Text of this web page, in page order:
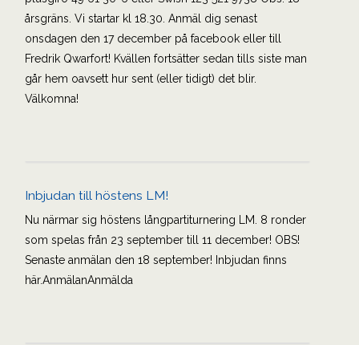
årsgräns. Vi startar kl 18.30. Anmäl dig senast
onsdagen den 17 december på facebook eller till
Fredrik Qwarfort! Kvällen fortsätter sedan tills siste man
går hem oavsett hur sent (eller tidigt) det blir.
Välkomna!
Inbjudan till höstens LM!
Nu närmar sig höstens långpartiturnering LM. 8 ronder
som spelas från 23 september till 11 december! OBS!
Senaste anmälan den 18 september! Inbjudan finns
här.AnmälanAnmälda